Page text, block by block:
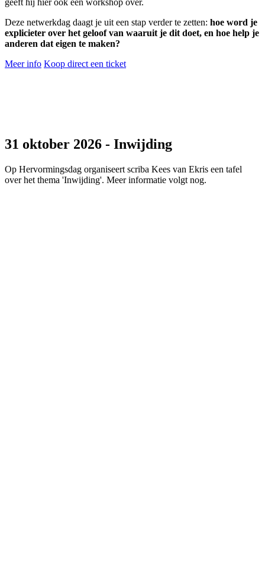
Deze netwerkdag daagt je uit een stap verder te zetten: hoe word je
explicieter over het geloof van waaruit je dit doet, en hoe help je
anderen dat eigen te maken?
Meer info Koop direct een ticket
31 oktober 2026 - Inwijding
Op Hervormingsdag organiseert scriba Kees van Ekris een tafel
over het thema 'Inwijding'. Meer informatie volgt nog.